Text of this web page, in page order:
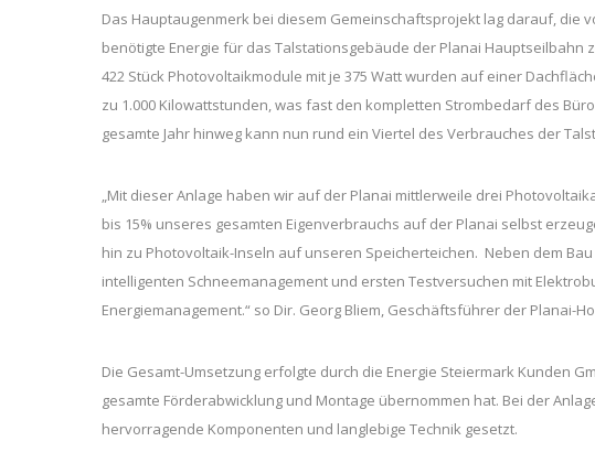
Das Hauptaugenmerk bei diesem Gemeinschaftsprojekt lag darauf, die
benötigte Energie für das Talstationsgebäude der Planai Hauptseilbahn
422 Stück Photovoltaikmodule mit je 375 Watt wurden auf einer
zu 1.000 Kilowattstunden, was fast den kompletten Strombedarf des
gesamte Jahr hinweg kann nun rund ein Viertel des Verbrauches der
„Mit dieser Anlage haben wir auf der Planai mittlerweile drei
bis 15% unseres gesamten Eigenverbrauchs auf der Planai selbst
hin zu Photovoltaik-Inseln auf unseren Speicherteichen. Neben dem
intelligenten Schneemanagement und ersten Testversuchen mit
Energiemanagement.“ so Dir. Georg Bliem, Geschäftsführer der Planai-
Die Gesamt-Umsetzung erfolgte durch die Energie Steiermark Kunden
gesamte Förderabwicklung und Montage übernommen hat. Bei der
hervorragende Komponenten und langlebige Technik gesetzt.